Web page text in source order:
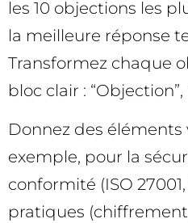
les 10 objections les
la meilleure réponse
Transformez chaque
bloc clair : “Objection”,
Donnez des éléments
exemple, pour la
conformité (ISO 27001,
pratiques